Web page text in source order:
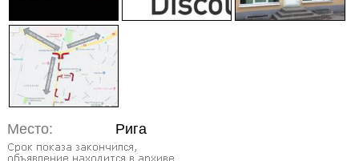
Место: Рига